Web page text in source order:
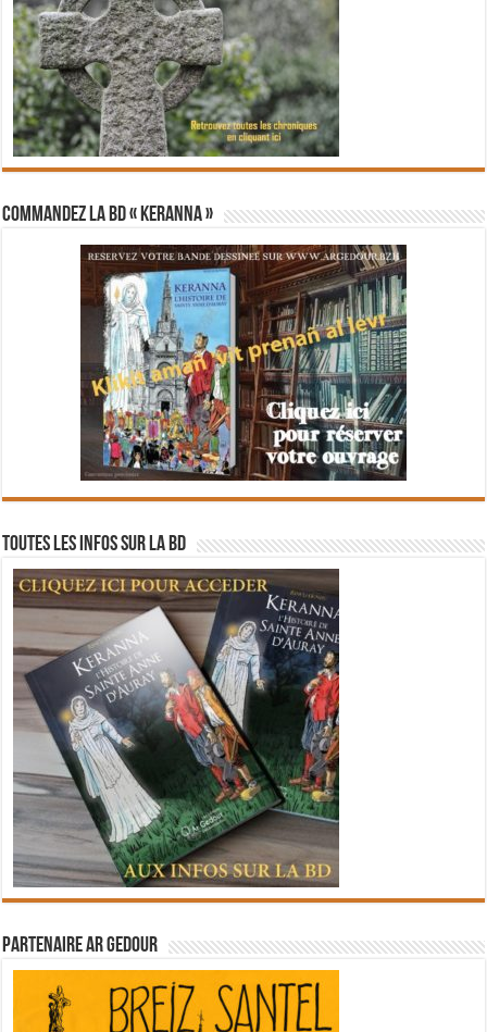
Commandez la BD « Keranna »
Toutes les infos sur la BD
Partenaire Ar Gedour